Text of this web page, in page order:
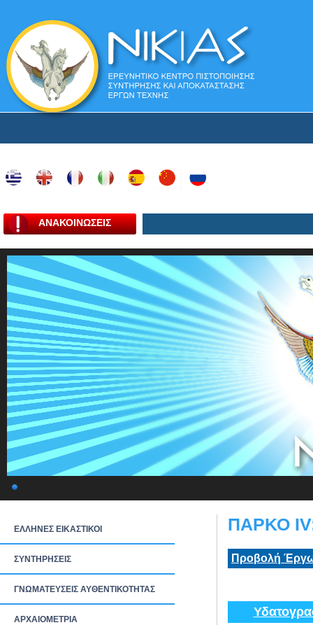
ΑΝΑΚΟΙΝΩΣΕΙΣ
ΕΛΛΗΝΕΣ ΕΙΚΑΣΤΙΚΟΙ
ΣΥΝΤΗΡΗΣΕΙΣ
ΓΝΩΜΑΤΕΥΣΕΙΣ ΑΥΘΕΝΤΙΚΟΤΗΤΑΣ
ΑΡΧΑΙΟΜΕΤΡΙΑ
ΠΑΡΚΟ
Προβολή